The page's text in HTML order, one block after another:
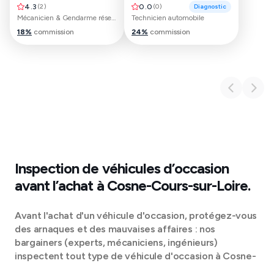
4.3 (2)
Mécanicien & Gendarme réserviste
18% commission
0.0 (0) Diagnostic
Technicien automobile
24% commission
Inspection de véhicules d’occasion
avant l’achat à Cosne-Cours-sur-Loire.
Avant l'achat d'un véhicule d'occasion, protégez-vous
des arnaques et des mauvaises affaires : nos
bargainers (experts, mécaniciens, ingénieurs)
inspectent tout type de véhicule d'occasion à Cosne-